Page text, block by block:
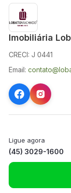
Imobiliária
CRECI: J 0441
Email:
Ligue agora
(45) 3029-1600